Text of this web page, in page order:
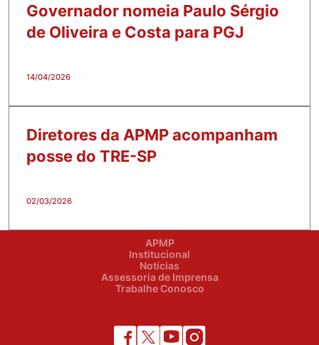
Governador nomeia Paulo Sérgio
de Oliveira e Costa para PGJ
14/04/2026
Diretores da APMP acompanham
posse do TRE-SP
02/03/2026
APMP
Institucional
Notícias
Assessoria de Imprensa
Trabalhe Conosco